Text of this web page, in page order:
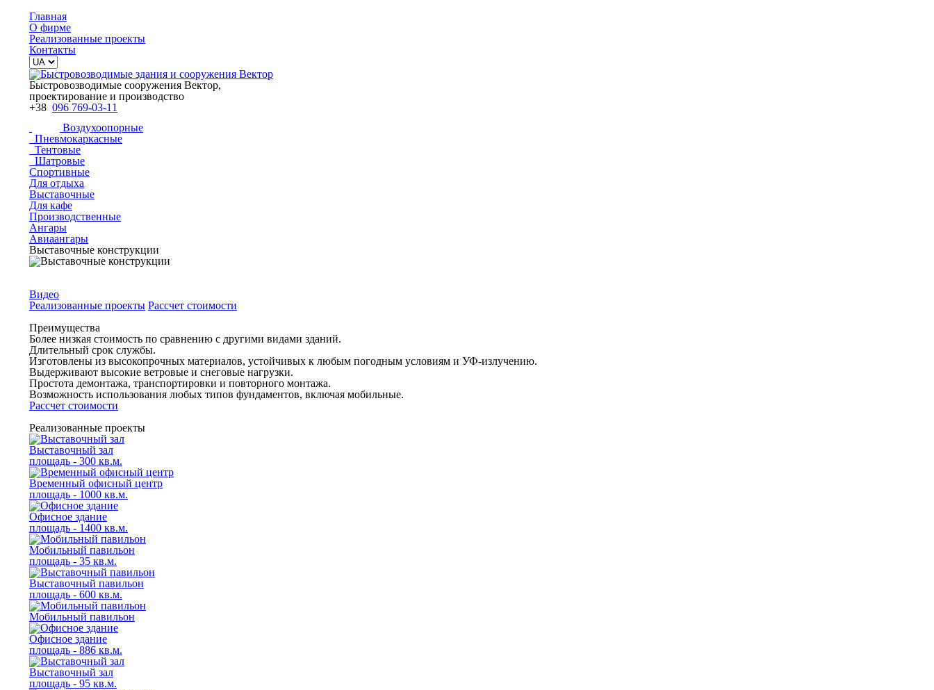
Главная
О фирме
Реализованные проекты
Контакты
Быстровозводимые сооружения Вектор,
проектирование и производство
+38 096 769-03-11
Воздухоопорные
Пневмокаркасные
Тентовые
Шатровые
Спортивные
Для отдыха
Выставочные
Для кафе
Производственные
Ангары
Авиаангары
Выставочные конструкции
Видео
Реализованные проекты Рассчет стоимости
Преимущества
Более низкая стоимость по сравнению с другими видами зданий.
Длительный срок службы.
Изготовлены из высокопрочных материалов, устойчивых к любым погодным условиям и УФ-излучению.
Выдерживают высокие ветровые и снеговые нагрузки.
Простота демонтажа, транспортировки и повторного монтажа.
Возможность использования любых типов фундаментов, включая мобильные.
Рассчет стоимости
Реализованные проекты
Выставочный зал
площадь - 300 кв.м.
Временный офисный центр
площадь - 1000 кв.м.
Офисное здание
площадь - 1400 кв.м.
Мобильный павильон
площадь - 35 кв.м.
Выставочный павильон
площадь - 600 кв.м.
Мобильный павильон
Офисное здание
площадь - 886 кв.м.
Выставочный зал
площадь - 95 кв.м.